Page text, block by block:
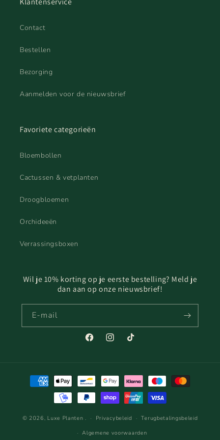
Contact
Bestellen
Bezorging
Aanmelden voor de nieuwsbrief
Favoriete categorieën
Bloembollen
Cactussen & vetplanten
Droogbloemen
Orchideeën
Verrassingsboxen
Wil je 10% korting op je eerste bestelling? Meld je
dan aan op onze nieuwsbrief!
E‑mail
FacebookInstagramTikTok
Betaalmethoden
© 2026, Luxe Planten . Privacybeleid
Terugbetalingsbeleid
Algemene voorwaarden